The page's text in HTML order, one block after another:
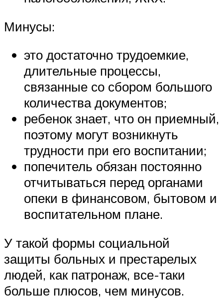
Минусы:
это достаточно трудоемкие,
длительные процессы,
связанные со сбором большого
количества документов;
ребенок знает, что он приемный,
поэтому могут возникнуть
трудности при его воспитании;
попечитель обязан постоянно
отчитываться перед органами
опеки в финансовом, бытовом и
воспитательном плане.
У такой формы социальной
защиты больных и престарелых
людей, как патронаж, все-таки
больше плюсов, чем минусов.